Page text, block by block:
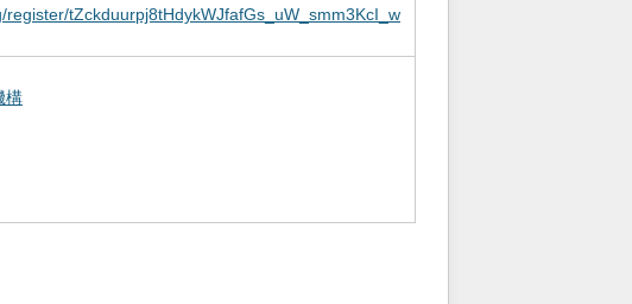
register/tZckduurpj8tHdykWJfafGs_uW_smm3KcI _w
構